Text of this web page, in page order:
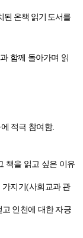
된 온책 읽기 도서를
함께 돌아가며 읽
적극 참여함.
책을 읽고 싶은 이유
지기 (사회교과 관
인천에 대한 자긍